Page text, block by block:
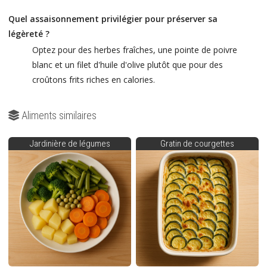
Quel assaisonnement privilégier pour préserver sa
légèreté ?
Optez pour des herbes fraîches, une pointe de poivre
blanc et un filet d'huile d'olive plutôt que pour des
croûtons frits riches en calories.
Aliments similaires
Jardinière de légumes Gratin de courgettes